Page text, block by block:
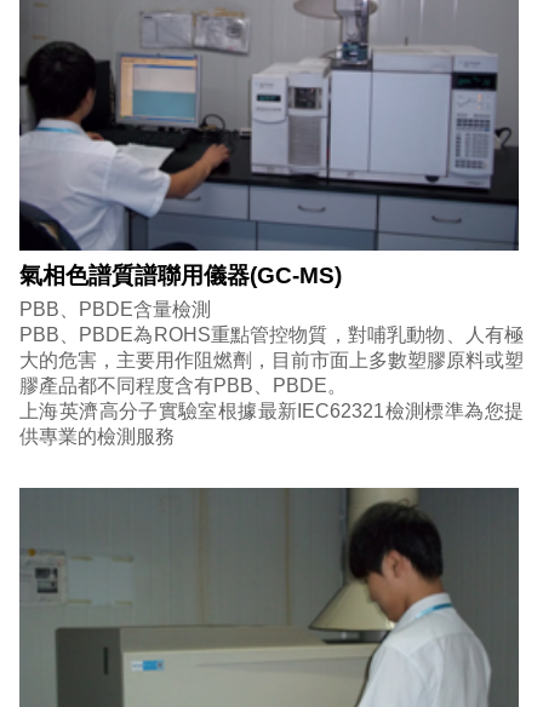
氣相色譜質譜聯用儀器(GC-MS)
PBB、PBDE含量檢測
PBB、PBDE為ROHS重點管控物質，對哺乳動物、人有極
大的危害，主要用作阻燃劑，目前市面上多數塑膠原料或塑
膠產品都不同程度含有PBB、PBDE。
上海英濟高分子實驗室根據最新IEC62321檢測標準為您提
供專業的檢測服務